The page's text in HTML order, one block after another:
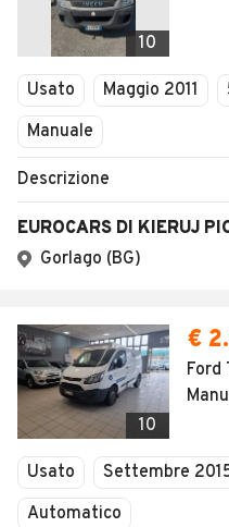
10
Usato Maggio 2011
Manuale
Descrizione
EUROCARS DI KIERUJ
Gorlago (BG)
10
€
Ford
Usato Settembre
Automatico